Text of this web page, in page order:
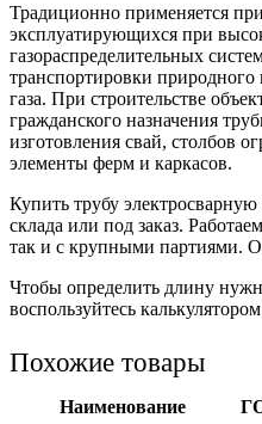
Традиционно применяется
эксплуатирующихся при
газораспределительных
транспортировки
газа. При строительстве
гражданского назначения
изготовления свай, столбов
элементы ферм и каркасов.
Купить трубу
склада или под заказ.
так и с крупными партиями.
Чтобы определить длину
воспользуйтесь
Похожие товары
Наименование